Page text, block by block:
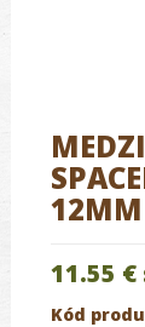
12MM
11.55 €
Kód